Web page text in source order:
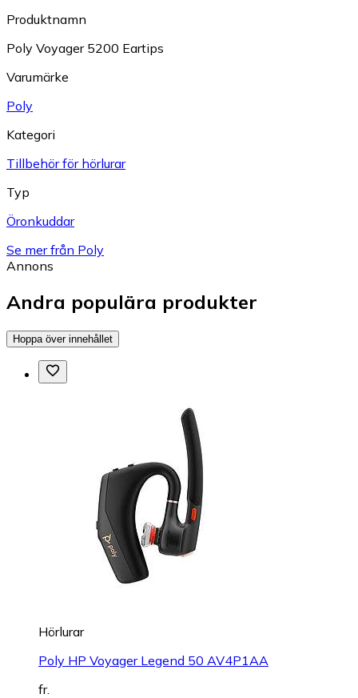
Produktnamn
Poly Voyager 5200 Eartips
Varumärke
Poly
Kategori
Tillbehör för hörlurar
Typ
Öronkuddar
Se mer från Poly
Annons
Andra populära produkter
Hoppa över innehållet
Hörlurar
Poly HP Voyager Legend 50 AV4P1AA
fr.